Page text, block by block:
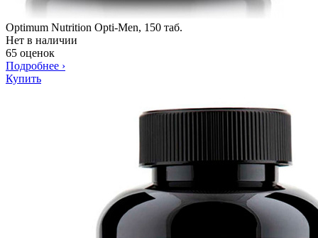
Optimum Nutrition Opti-Men, 150 таб.
Нет в наличии
65 оценок
Подробнее ›
Купить